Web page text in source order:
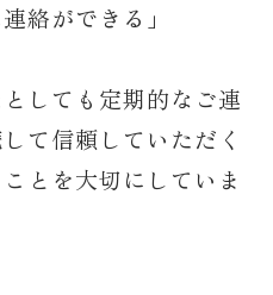
絡ができる」
しても定期的なご連
て信頼していただく
とを大切にしていま